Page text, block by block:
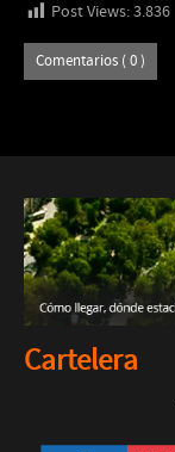
Post Views:3.836
Comentarios ( 0 )
Cartelera